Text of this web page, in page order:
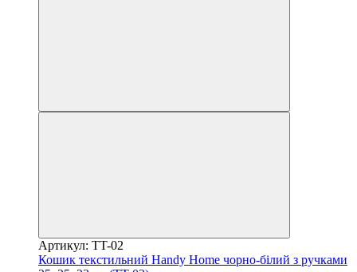
Артикул: TT-02
Кошик текстильний Handy Home чорно-білий з ручками